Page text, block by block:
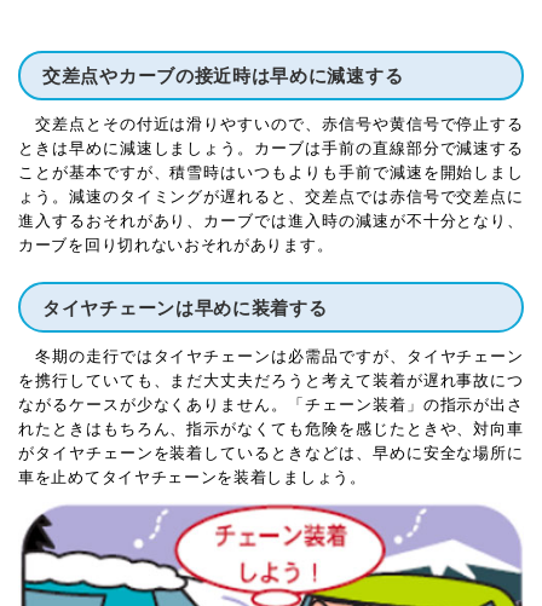
交差点やカーブの接近時は早めに減速する
交差点とその付近は滑りやすいので、赤信号や黄信号で停止する
ときは早めに減速しましょう。カーブは手前の直線部分で減速する
ことが基本ですが、積雪時はいつもよりも手前で減速を開始しまし
ょう。減速のタイミングが遅れると、交差点では赤信号で交差点に
進入するおそれがあり、カーブでは進入時の減速が不十分となり、
カーブを回り切れないおそれがあります。
タイヤチェーンは早めに装着する
冬期の走行ではタイヤチェーンは必需品ですが、タイヤチェーン
を携行していても、まだ大丈夫だろうと考えて装着が遅れ事故につ
ながるケースが少なくありません。「チェーン装着」の指示が出さ
れたときはもちろん、指示がなくても危険を感じたときや、対向車
がタイヤチェーンを装着しているときなどは、早めに安全な場所に
車を止めてタイヤチェーンを装着しましょう。